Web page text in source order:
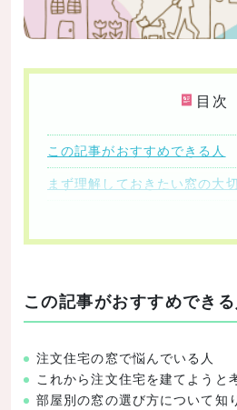
目次
この記事がおすすめできる人
まず理解しておきたい窓の大
換気・通風
デザイン
設置場所で見る失敗しない窓
リビング・ダイニング
この記事がおすすめでき
注文住宅の窓で悩んでいる人
これから注文住宅を建てようと
部屋別の窓の選び方について知